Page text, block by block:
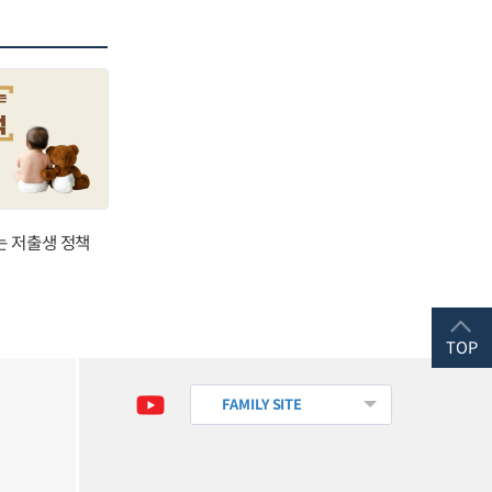
저출생 정책
FAMILY SITE
TOP